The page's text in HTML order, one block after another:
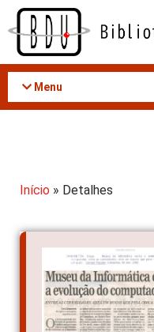
Acessar
conteúdo
Menu
Início » Detalhes